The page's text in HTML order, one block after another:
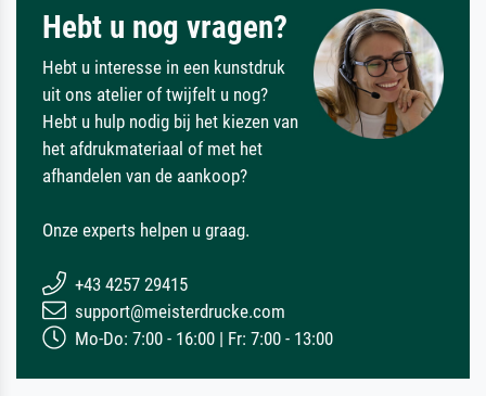
Hebt u nog vragen?
Hebt u interesse in een kunstdruk
uit ons atelier of twijfelt u nog?
Hebt u hulp nodig bij het kiezen van
het afdrukmateriaal of met het
afhandelen van de aankoop?
Onze experts helpen u graag.
+43 4257 29415
support@meisterdrucke.com
Mo-Do: 7:00 - 16:00 | Fr: 7:00 - 13:00